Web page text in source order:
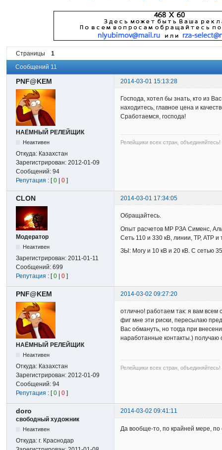
Страницы
1
Сообщений 11
PNF@KEM 2014-03-01 15:13:28
НАЁМНЫЙ РЕЛЕЙЩИК
Неактивен
Откуда: Казахстан
Зарегистрирован:2012-01-09
Сообщений:94
Репутация : [0 |0 ]
Господа, хотел бы знать, кто из
находитесь, главное цена и
Сработаемся, господа!
Релейщики всех стран, объединяйтесь!
CLON 2014-03-01 17:34:05
Модератор
Неактивен
Зарегистрирован:2011-01-11
Сообщений:699
Репутация : [0 |0 ]
Обращайтесь.
Опыт расчетов МР РЗА Сименс,
Сеть 110 и 330 кВ, линии, ТР, АТР и
ЗЫ: Могу и 10 кВ и 20 кВ. С сетью
PNF@KEM 2014-03-02 09:27:20
НАЁМНЫЙ РЕЛЕЙЩИК
Неактивен
Откуда: Казахстан
Зарегистрирован:2012-01-09
Сообщений:94
Репутация : [0 |0 ]
отлично! работаем так: я вам
фиг мне эти риски, пересылаю
Вас обмануть, но тогда при
наработанные контакты.) получаю
Релейщики всех стран, объединяйтесь!
doro
2014-03-02 09:41:11
свободный художник
Неактивен
Откуда:г. Краснодар
Да вообще-то, по крайней мере,